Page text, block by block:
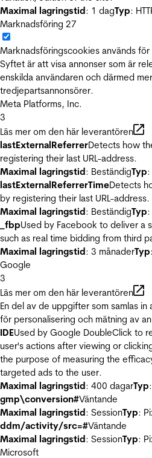
Maximal lagringstid: 1 dagTyp:
Marknadsföring 27
Marknadsföringscookies används
Syftet är att visa annonser som är
enskilda användaren och därmed
tredjepartsannonsörer.
Meta Platforms, Inc.
3
Läs mer om den här leverantören
lastExternalReferrerDetects how
registering their last URL-address.
Maximal lagringstid: BeständigTyp:
lastExternalReferrerTimeDetects
by registering their last URL-address.
Maximal lagringstid: BeständigTyp:
_fbpUsed by Facebook to deliver a
such as real time bidding from third
Maximal lagringstid: 3 månaderTyp
Google
3
Läs mer om den här leverantören
En del av de uppgifter som samlas
för personalisering och mätning av
IDEUsed by Google DoubleClick to
user's actions after viewing or
the purpose of measuring the
targeted ads to the user.
Maximal lagringstid: 400 dagarTyp
gmp\conversion#Väntande
Maximal lagringstid: SessionTyp:
ddm/activity/src=#Väntande
Maximal lagringstid: SessionTyp:
Microsoft